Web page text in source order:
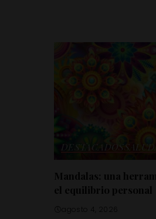
DESTACADOS
Mandalas: una
el equilibrio personal
agosto 4, 2026